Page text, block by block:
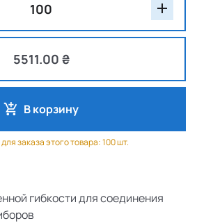
5511.00 ₴
В корзину
заказа этого товара: 100 шт.
гибкости для соединения